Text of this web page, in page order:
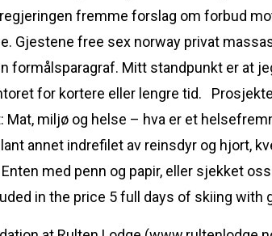
fremme forslag om forbud
Gjestene free sex norway privat
formålsparagraf. Mitt standpunkt er at
for kortere eller lengre tid.
Mat, miljø og helse – hva er et
annet indrefilet av reinsdyr og hjort,
med penn og papir, eller sjekket
in the price 5 full days of skiing with